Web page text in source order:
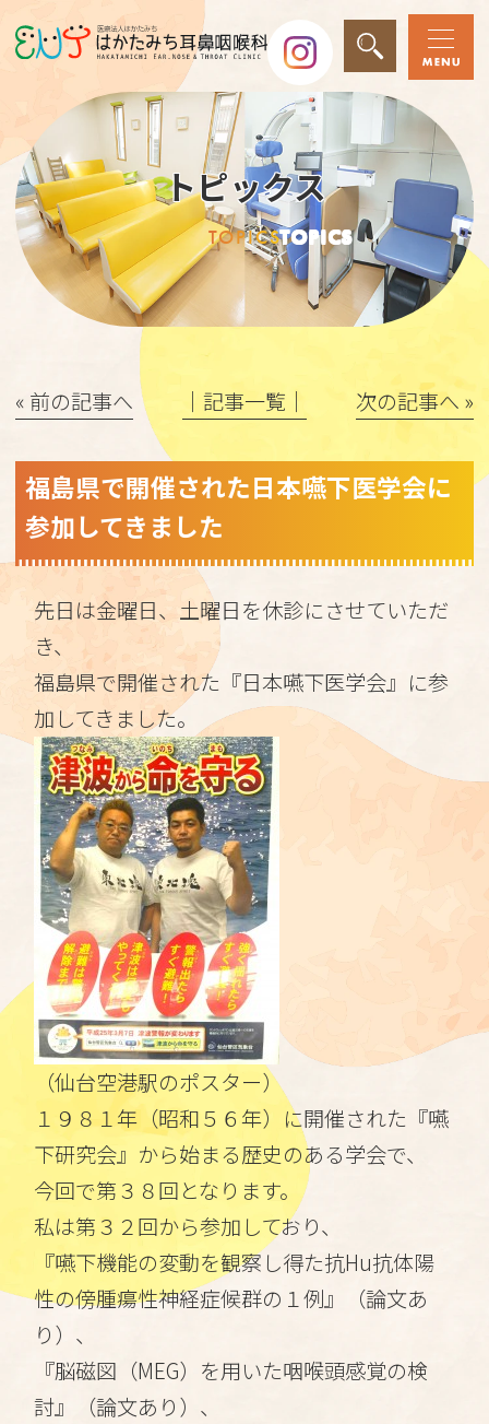
トピックス
TOPICSTOPICS
« 前の記事へ │記事一覧│ 次の記事へ »
福島県で開催された日本嚥下医学会に
参加してきました
先日は金曜日、土曜日を休診にさせていただ
き、
福島県で開催された『日本嚥下医学会』に参
加してきました。
（仙台空港駅のポスター）
１９８１年（昭和５６年）に開催された『嚥
下研究会』から始まる歴史のある学会で、
今回で第３８回となります。
私は第３２回から参加しており、
『嚥下機能の変動を観察し得た抗Hu抗体陽
性の傍腫瘍性神経症候群の１例』（論文あ
り）、
『脳磁図（MEG）を用いた咽喉頭感覚の検
討』（論文あり）、